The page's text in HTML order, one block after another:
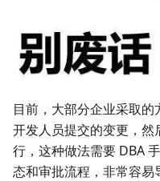
目前，大部分企业采取
开发人员提交的变更，
行，这种做法需要 DBA
态和审批流程，非常容易